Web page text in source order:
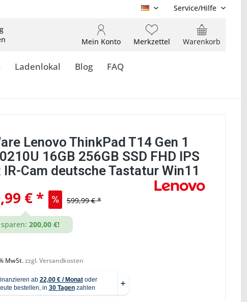
DE Service/Hilfe
Warenkorb
Merkzettel
Mein Konto
Ladenlokal Blog FAQ
Lenovo ThinkPad T14 Gen 1
16GB 256GB SSD FHD IPS
IR-Cam deutsche Tastatur Win11
€ * 599,99 € *
200,00 €!
MwSt.zzgl. Versandkosten